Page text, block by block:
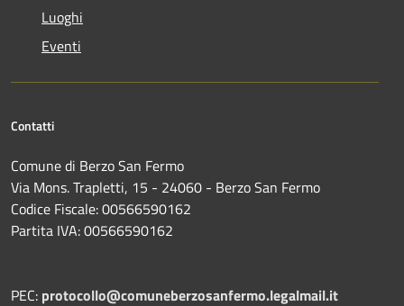
Luoghi
Eventi
Contatti
Comune di Berzo San Fermo
Via Mons. Trapletti, 15 - 24060 - Berzo San Fermo
Codice Fiscale: 00566590162
Partita IVA: 00566590162
PEC: protocollo@comuneberzosanfermo.legalmail.it